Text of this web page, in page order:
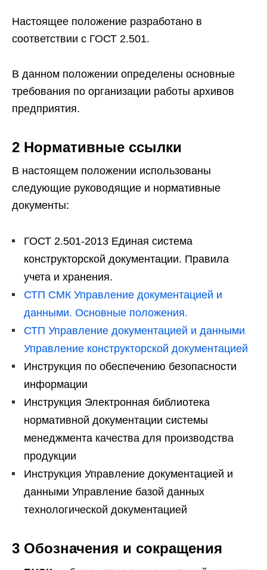
Настоящее положение разработано в
соответствии с ГОСТ 2.501.
В данном положении определены основные
требования по организации работы архивов
предприятия.
2 Нормативные ссылки
В настоящем положении использованы
следующие руководящие и нормативные
документы:
ГОСТ 2.501-2013 Единая система
конструкторской документации. Правила
учета и хранения.
СТП СМК Управление документацией и
данными. Основные положения.
СТП Управление документацией и данными
Управление конструкторской документацией
Инструкция по обеспечению безопасности
информации
Инструкция Электронная библиотека
нормативной документации системы
менеджмента качества для производства
продукции
Инструкция Управление документацией и
данными Управление базой данных
технологической документацией
3 Обозначения и сокращения